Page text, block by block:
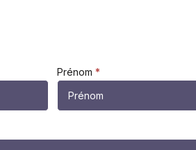
Prénom *